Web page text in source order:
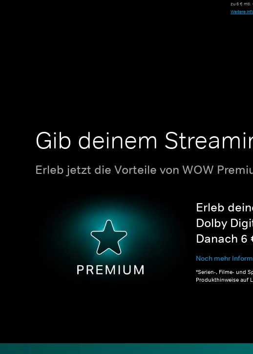
zu 6 € mtl.
Weitere
Gib deinem
Erleb jetzt die Vorteile von WOW
Erleb
Dolby
Danach
Noch mehr
*Serien-, Filme- und
Produkthinweise auf